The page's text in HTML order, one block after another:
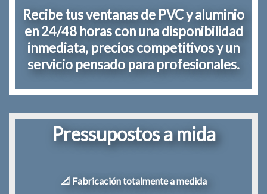
Recibe tus ventanas de PVC y aluminio
en 24/48 horas con una disponibilidad
inmediata, precios competitivos y un
servicio pensado para profesionales.
Pressupostos a mida
📐 Fabricación totalmente a medida